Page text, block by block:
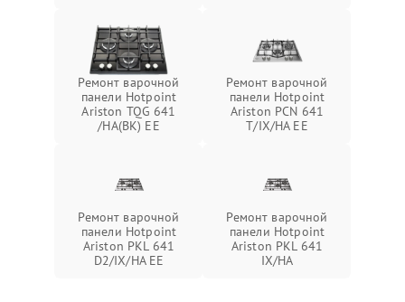
Ремонт варочной
панели Hotpoint
Ariston TQG 641
/HA(BK) EE
Ремонт варочной
панели Hotpoint
Ariston PCN 641
T/IX/HA EE
Ремонт варочной
панели Hotpoint
Ariston PKL 641
D2/IX/HA EE
Ремонт варочной
панели Hotpoint
Ariston PKL 641
IX/HA